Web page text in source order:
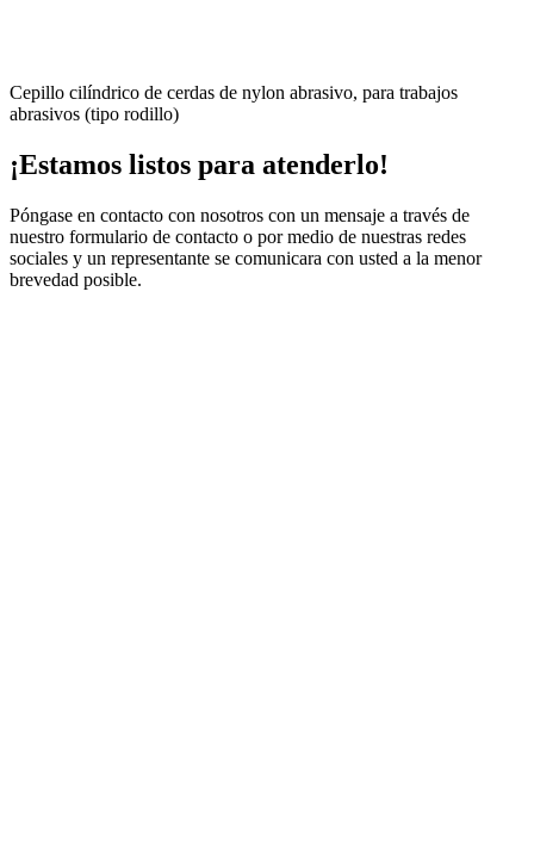
Cepillo cilíndrico de cerdas de nylon abrasivo, para trabajos
abrasivos (tipo rodillo)
¡Estamos listos para atenderlo!
Póngase en contacto con nosotros con un mensaje a través de
nuestro formulario de contacto o por medio de nuestras redes
sociales y un representante se comunicara con usted a la menor
brevedad posible.